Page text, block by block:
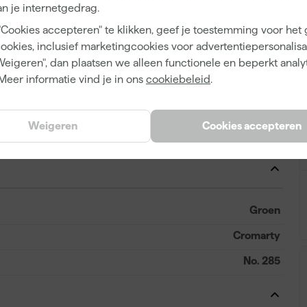
je internetgedrag.
accepteren" te klikken, geef je toestemming voor het
inclusief marketingcookies voor
dan plaatsen we alleen functionele en beperkt
informatie vind je in ons cookiebeleid.
Cookies accepteren
Weigeren
1
2 h
Waterbasis (acryl)
Airless spuitapparatuur, Kwast, Roller, Verfspuit
Groen
Cromarty
No. 285